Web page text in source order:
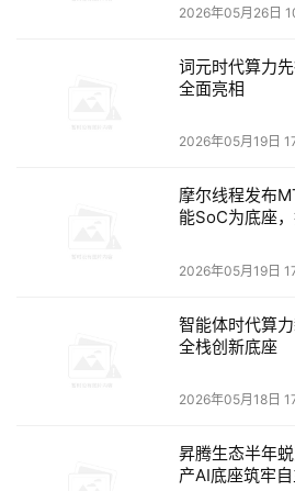
名，让您迅速掌握重要的资统
传出功能，可将多台QNAP
为 NAS 设定防火墙允许/禁止规
持 GeoIP 功能，允许/禁止来自特
封包签章、传输加密与解密之效率
9、App Center 提供众多可安装的
云存储网关等诸多应用需求。
2026年05月26日
词元时代算力
全面亮相
2026年05月19日
摩尔线程发布
能SoC为底座
2026年05月19日
智能体时代算
全栈创新底座
2026年05月18日
昇腾生态半年
产AI底座筑牢